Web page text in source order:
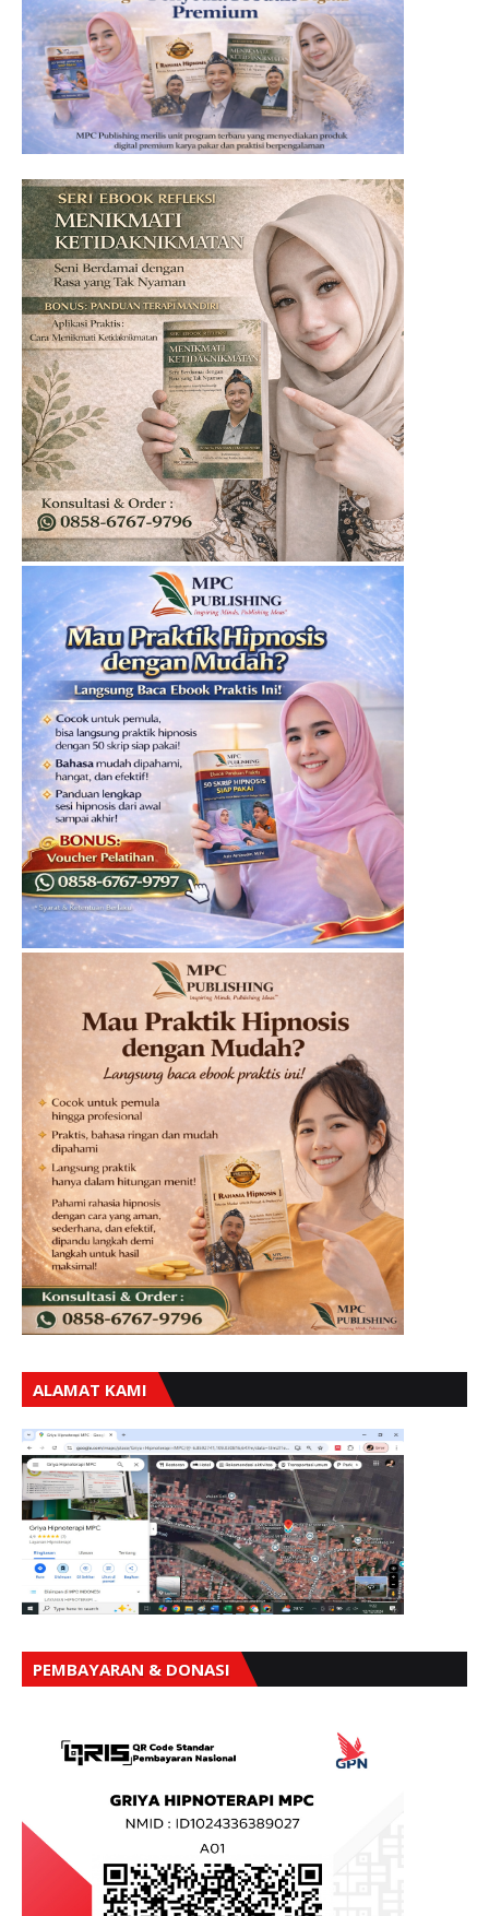
ALAMAT KAMI
PEMBAYARAN & DONASI